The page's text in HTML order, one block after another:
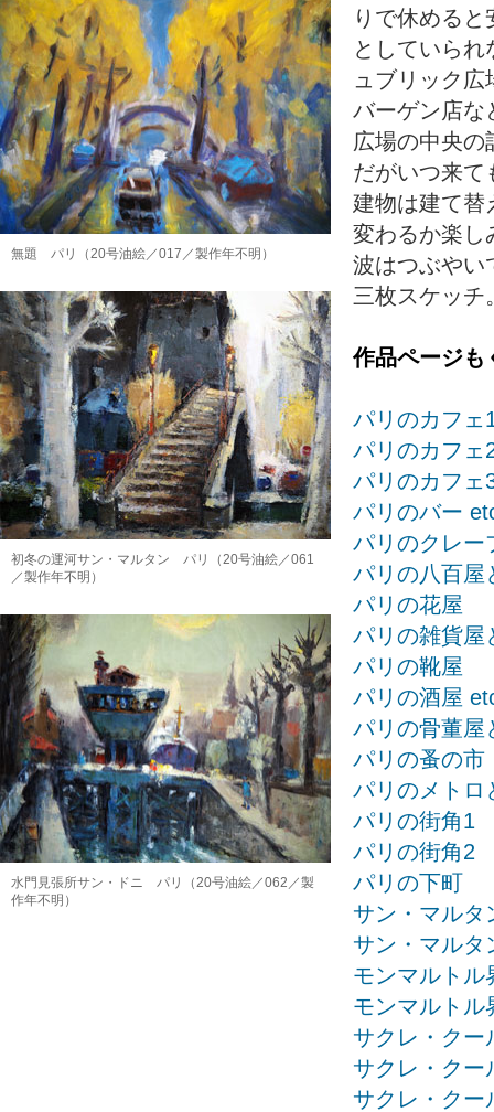
無題 パリ（20号油絵／017／製作年不明）
初冬の運河サン・マルタン パリ（20号油絵／061
／製作年不明）
水門見張所サン・ドニ パリ（20号油絵／062／製
作年不明）
りで休める
としていら
ュブリック
バーゲン店な
広場の中央
だがいつ来て
建物は建て替
変わるか楽し
波はつぶやい
三枚スケッチ
作品ページも
パリのカフェ
パリのカフェ
パリのカフェ
パリのバー
パリのクレー
パリの八百屋
パリの花屋
パリの雑貨屋
パリの靴屋
パリの酒屋
パリの骨董屋
パリの蚤の市
パリのメトロ
パリの街角1
パリの街角2
パリの下町
サン・マルタ
サン・マルタ
モンマルトル
モンマルトル
サクレ・クー
サクレ・クー
サクレ・クー